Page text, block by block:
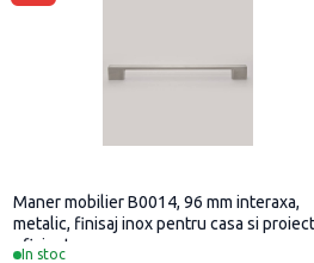
In stoc
Maner mobilier B0014, 96 mm interaxa,
metalic, finisaj inox pentru casa si
eficiente